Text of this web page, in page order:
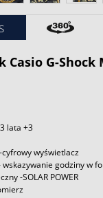
Casio G-Shock
lata +3
wyświetlacz
wskazywanie godziny w
-SOLAR POWER